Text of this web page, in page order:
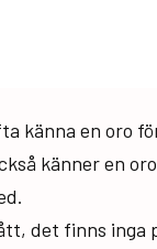
känna en oro
känner en
det finns inga